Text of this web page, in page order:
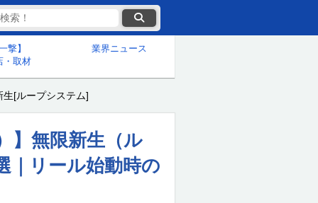
撃】
・取材
業界ニュース
生[ループシステム]
】無限新生（ル
｜リール始動時の